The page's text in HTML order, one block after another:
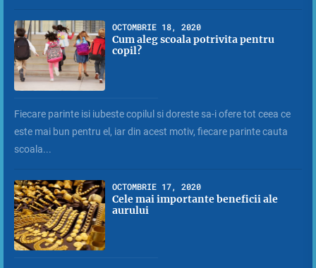
OCTOMBRIE 18, 2020
Cum aleg scoala potrivita pentru
copil?
Fiecare parinte isi iubeste copilul si doreste sa-i ofere tot ceea ce
este mai bun pentru el, iar din acest motiv, fiecare parinte cauta
scoala...
OCTOMBRIE 17, 2020
Cele mai importante beneficii ale
aurului